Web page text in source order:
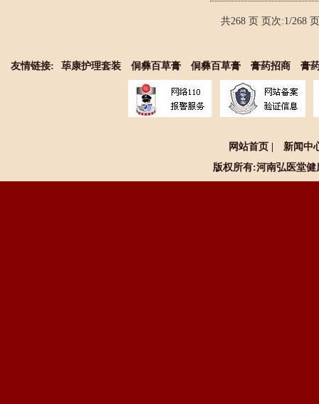
共268 页 页次:1/268 页
友情链接: 荜康护理套装 侗彝百草膏 侗彝百草膏 膏药招商 膏
网站首页
新闻中
版权所有:河南弘医堂健